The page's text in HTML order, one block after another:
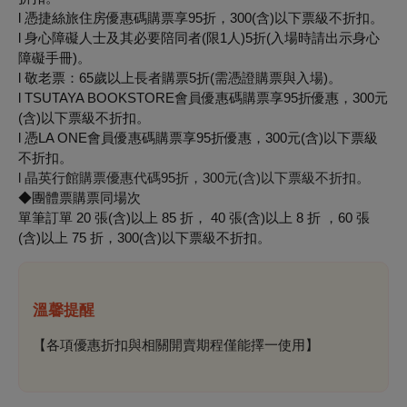
l 憑捷絲旅住房優惠碼購票享95折，300(含)以下票級不折扣。
l 身心障礙人士及其必要陪同者(限1人)5折(入場時請出示身心
障礙手冊)。
l 敬老票：65歲以上長者購票5折(需憑證購票與入場)。
l TSUTAYA BOOKSTORE會員優惠碼購票享95折優惠，300元
(含)以下票級不折扣。
l 憑LA ONE會員優惠碼購票享95折優惠，300元(含)以下票級
不折扣。
l 晶英行館購票優惠代碼95折，300元(含)以下票級不折扣。
◆團體票購票同場次
單筆訂單 20 張(含)以上 85 折， 40 張(含)以上 8 折 ，60 張
(含)以上 75 折，300(含)以下票級不折扣。
溫馨提醒
【各項優惠折扣與相關開賣期程僅能擇一使用】